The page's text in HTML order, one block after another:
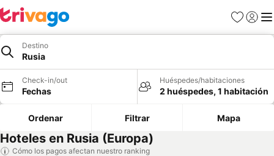
Favoritos
Iniciar
Destino
Rusia
Check-in/out
Fechas
Huéspedes/habitaciones
2 huéspedes, 1 habitación
Ordenar Filtrar Mapa
Hoteles en Rusia (Europa)
Cómo los pagos afectan nuestro ranking